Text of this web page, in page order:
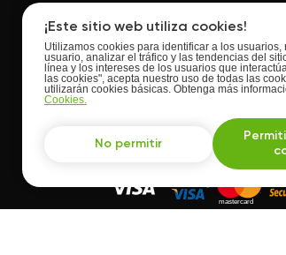
Opiniones de los
comentarios 44
¡Este sitio web utiliza cookies!
Utilizamos cookies para identificar a los
usuario, analizar el tráfico y las tendencias del
línea y los intereses de los usuarios que
las cookies", acepta nuestro uso de todas las
utilizarán cookies básicas. Obtenga más
Cookies.
No permitir